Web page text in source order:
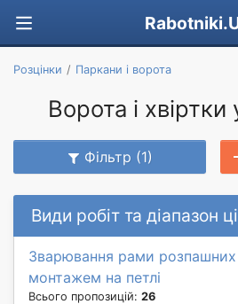
Розцінки Паркани і ворота
Ворота і
Фільтр (1)
Види робіт та діапазон
Зварювання рами розпашних
монтажем на петлі
Всього пропозицій: 26